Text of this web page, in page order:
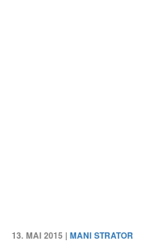
13. MAI 2015 | MANI STRATOR